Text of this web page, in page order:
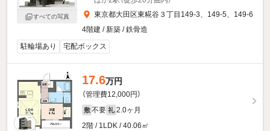
すべての写真
東京都大田区東糀谷３丁目149-3、149-5、149-6
4階建 / 新築 / 鉄骨造
駐輪場あり
宅配ボックス
17.6万円
（管理費12,000円）
敷 不要 礼 2.0ヶ月
2階 / 1LDK / 40.06㎡